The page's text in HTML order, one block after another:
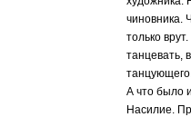
чиновника.
только
танцевать,
А что было
Насилие.